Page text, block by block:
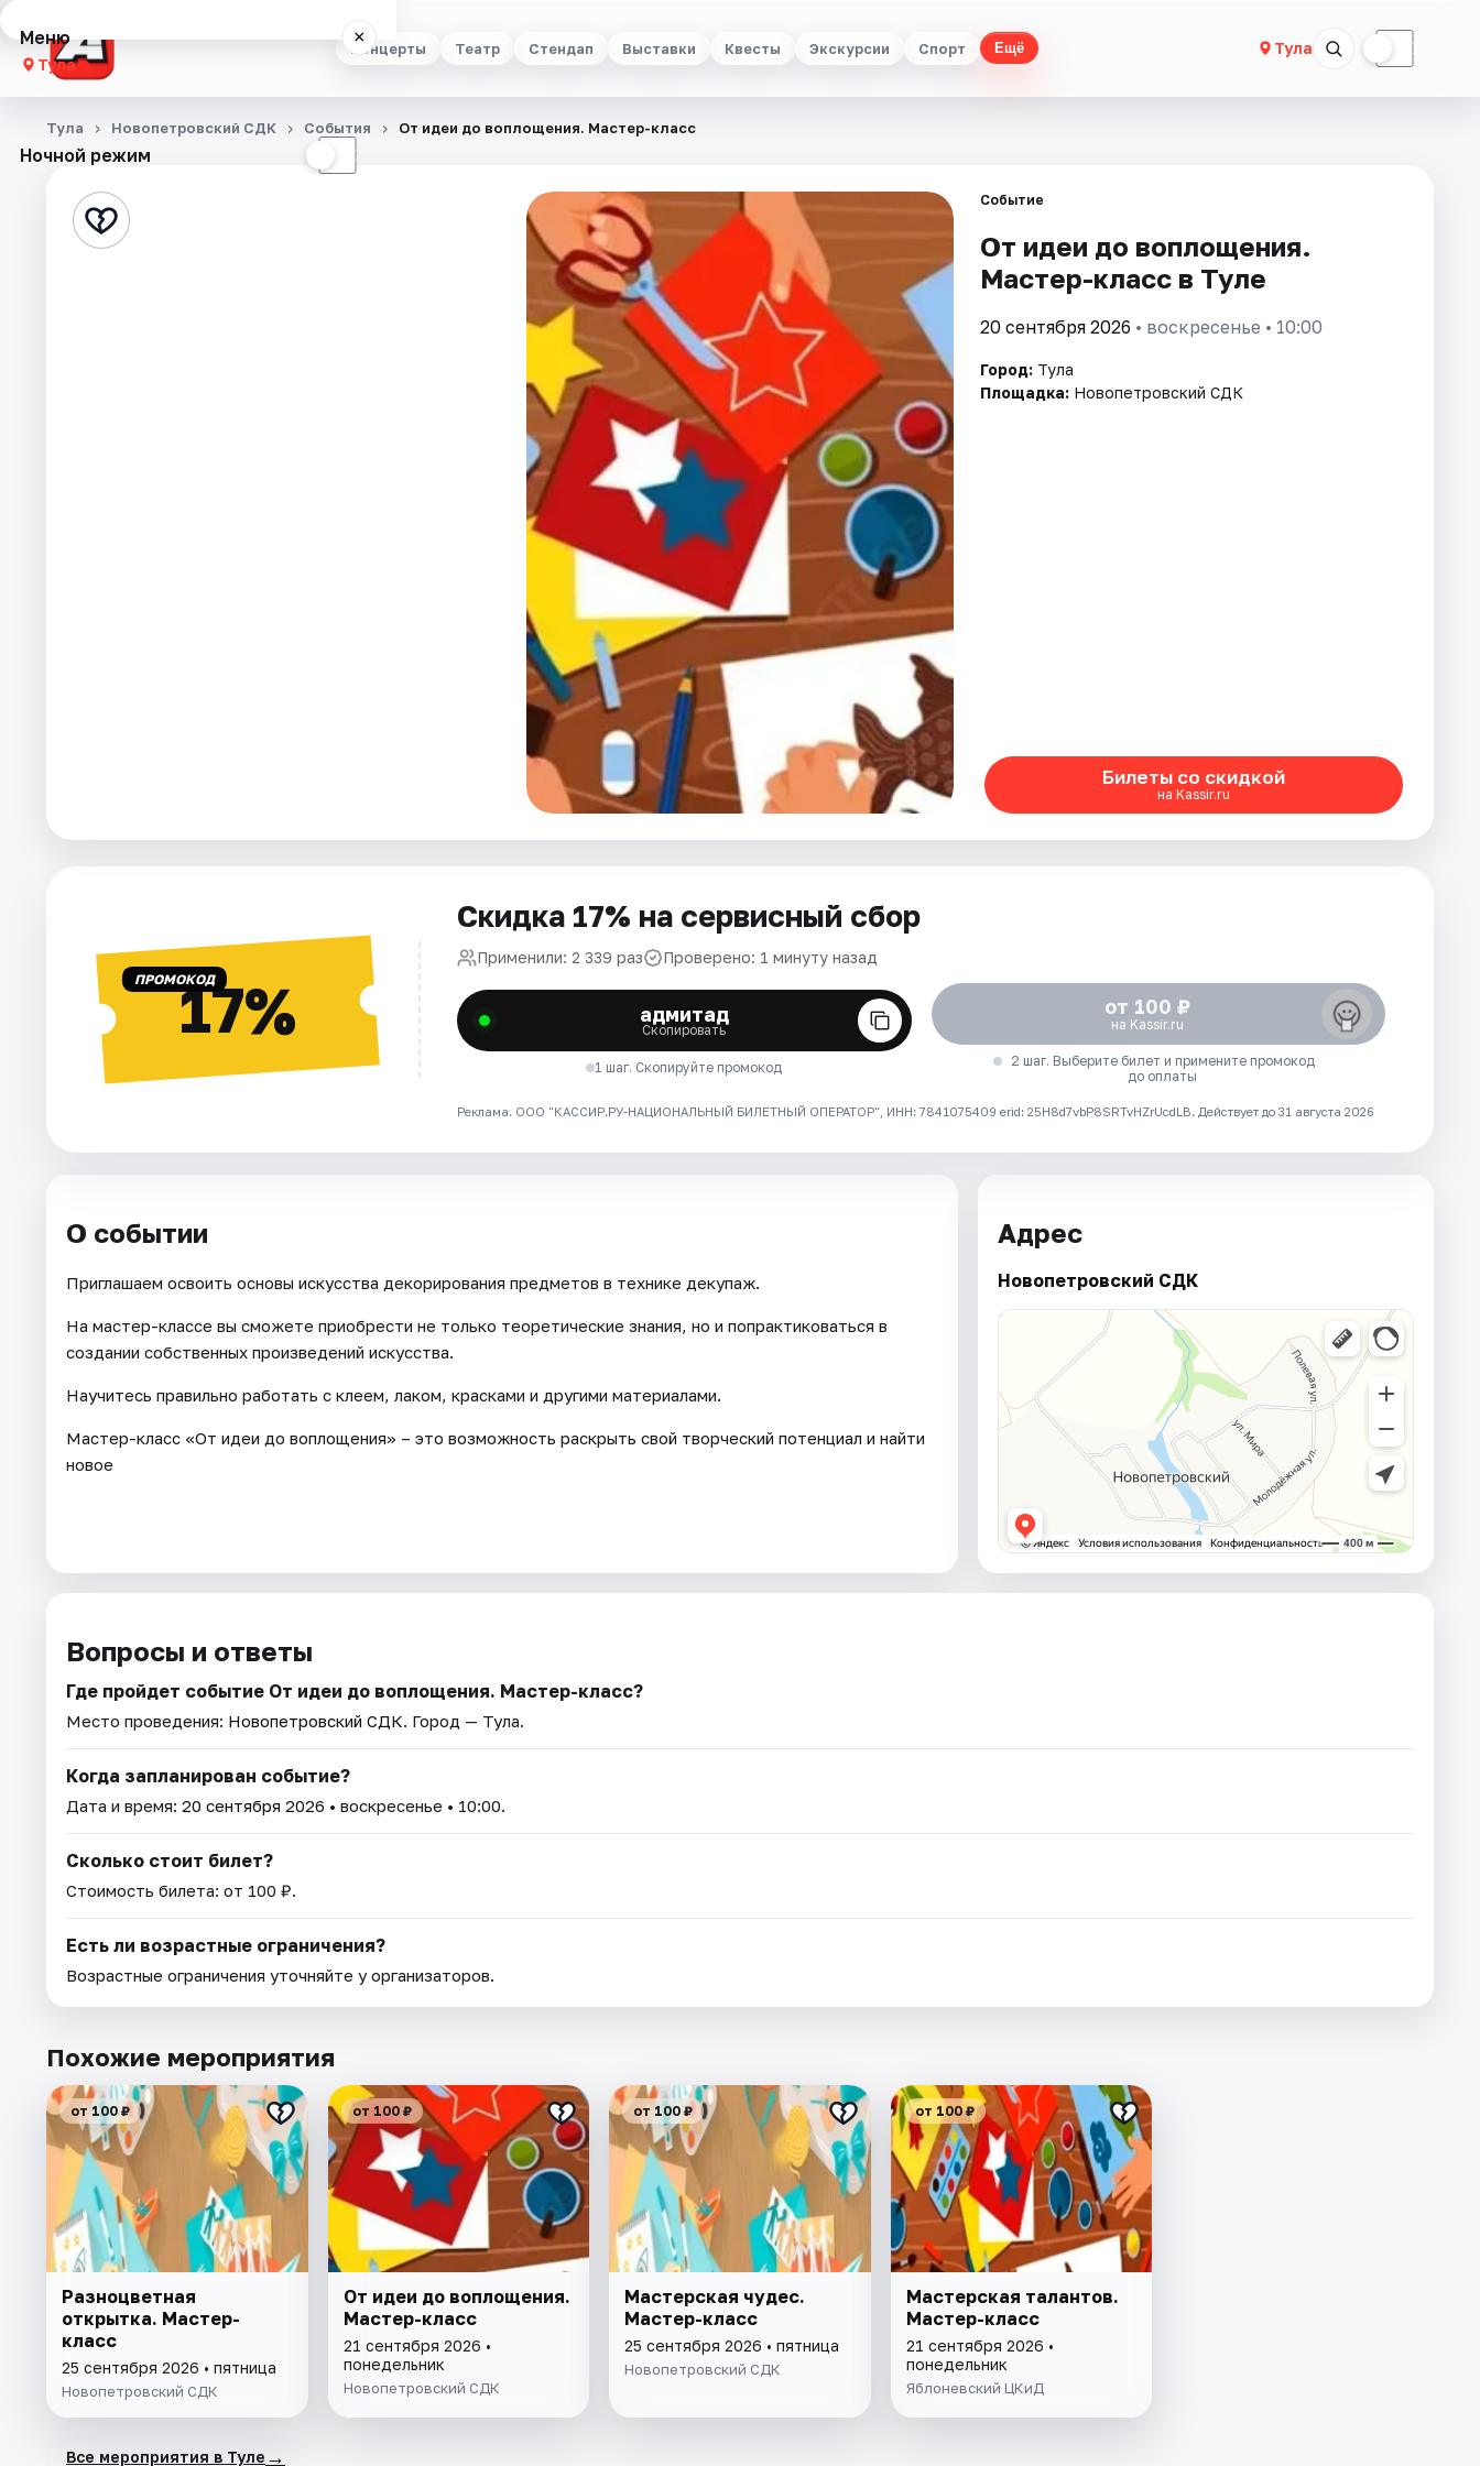
Концерты Театр Стендап Выставки Квесты Экскурсии Спорт Ещё Тула ☾
Меню ×
Тула
Концерты
Стендап
Ночной режим ☾
Тула Новопетровский СДК События От идеи до воплощения. Мастер-класс
Событие
От идеи до воплощения.
Мастер-класс в Туле
20 сентября 2026 • воскресенье • 10:00
Город: Тула
Площадка: Новопетровский СДК
Билеты со скидкой
на Kassir.ru
ПРОМОКОД17%
Скидка 17% на сервисный сбор
Применили: 2 339 раз Проверено: 1 минуту назад
адмитад
Скопировать
1 шаг. Скопируйте промокод
от 100 ₽
на Kassir.ru
2 шаг. Выберите билет и примените промокод
до оплаты
Реклама. ООО "КАССИР.РУ-НАЦИОНАЛЬНЫЙ БИЛЕТНЫЙ ОПЕРАТОР", ИНН: 7841075409 erid: 25H8d7vbP8SRTvHZrUcdLB. Действует до 31 августа 2026
О событии
Приглашаем освоить основы искусства декорирования предметов в технике декупаж.
На мастер-классе вы сможете приобрести не только теоретические знания, но и попрактиковаться в
создании собственных произведений искусства.
Научитесь правильно работать с клеем, лаком, красками и другими материалами.
Мастер-класс «От идеи до воплощения» – это возможность раскрыть свой творческий потенциал и найти
новое
Адрес
Новопетровский СДК
Вопросы и ответы
Где пройдет событие От идеи до воплощения. Мастер-класс?
Место проведения: Новопетровский СДК. Город — Тула.
Когда запланирован событие?
Дата и время: 20 сентября 2026 • воскресенье • 10:00.
Сколько стоит билет?
Стоимость билета: от 100 ₽.
Есть ли возрастные ограничения?
Возрастные ограничения уточняйте у организаторов.
Похожие мероприятия
от 100 ₽
Разноцветная
открытка. Мастер-
класс
25 сентября 2026 • пятница
Новопетровский СДК
от 100 ₽
От идеи до воплощения.
Мастер-класс
21 сентября 2026 •
понедельник
Новопетровский СДК
от 100 ₽
Мастерская чудес.
Мастер-класс
25 сентября 2026 • пятница
Новопетровский СДК
от 100 ₽
Мастерская талантов.
Мастер-класс
21 сентября 2026 •
понедельник
Яблоневский ЦКиД
Все мероприятия в Туле →